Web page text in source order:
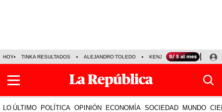
HOY TINKA RESULTADOS ALEJANDRO TOLEDO KENJI FUJIMORI
LO ÚLTIMO POLÍTICA OPINIÓN ECONOMÍA SOCIEDAD MUNDO